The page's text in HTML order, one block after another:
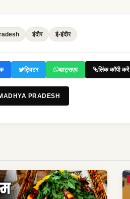
इंदौर ई-इंदौर
ट्विटर व्हाट्सएप लिंक कॉपी करें
PRADESH